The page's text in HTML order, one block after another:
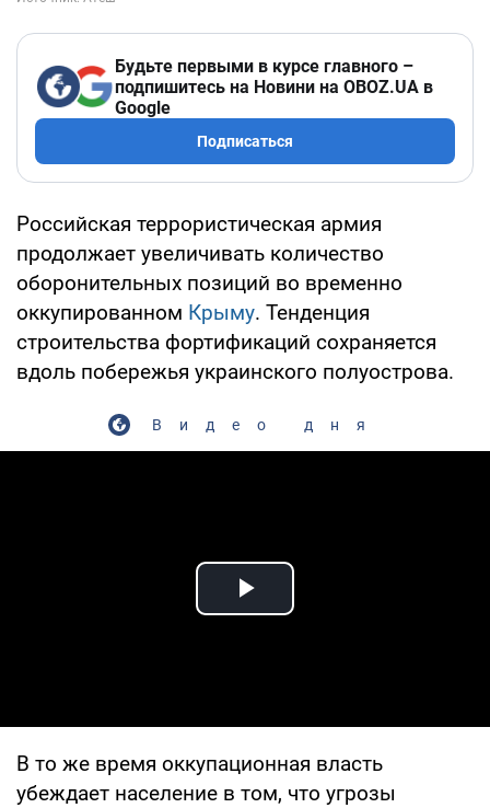
Будьте первыми в курсе главного –
подпишитесь на Новини на OBOZ.UA в
Google
Подписаться
Российская террористическая армия
продолжает увеличивать количество
оборонительных позиций во временно
оккупированном Крыму. Тенденция
строительства фортификаций сохраняется
вдоль побережья украинского полуострова.
Видео дня
Play Video
В то же время оккупационная власть
убеждает население в том, что угрозы